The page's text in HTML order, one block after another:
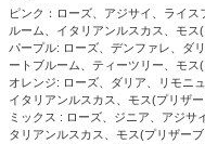
ピンク：ローズ、アジサイ、ライ
ルーム、イタリアンルスカス、モス
パープル: ローズ、デンファレ、ダ
ートブルーム、ティーツリー、モ
オレンジ: ローズ、ダリア、リモニ
イタリアンルスカス、モス(プリザ
ミックス : ローズ、ジニア、アジサ
タリアンルスカス、モス(プリザー